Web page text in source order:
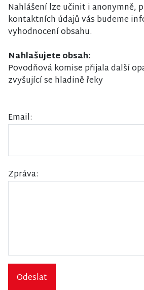
Nahlášení lze učinit i anonymně,
kontaktních údajů vás budeme
vyhodnocení obsahu.
Nahlašujete obsah:
Povodňová komise přijala další
zvyšující se hladině řeky
Email:
Zpráva:
Odeslat